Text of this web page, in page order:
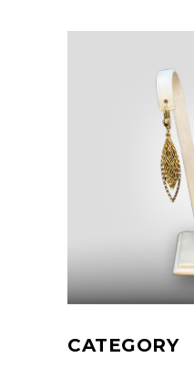
CATEGORY